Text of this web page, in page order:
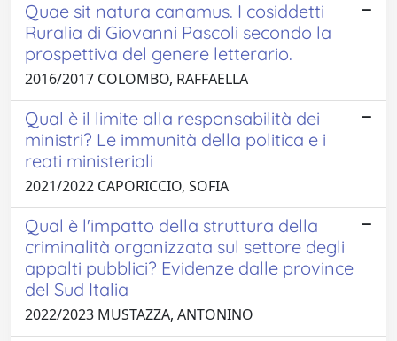
Quae sit natura canamus. I cosiddetti
Ruralia di Giovanni Pascoli secondo la
prospettiva del genere letterario.
2016/2017 COLOMBO, RAFFAELLA
Qual è il limite alla responsabilità dei
ministri? Le immunità della politica e i
reati ministeriali
2021/2022 CAPORICCIO, SOFIA
Qual è l'impatto della struttura della
criminalità organizzata sul settore degli
appalti pubblici? Evidenze dalle province
del Sud Italia
2022/2023 MUSTAZZA, ANTONINO